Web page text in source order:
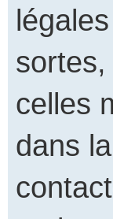
sortes,
celles
dans